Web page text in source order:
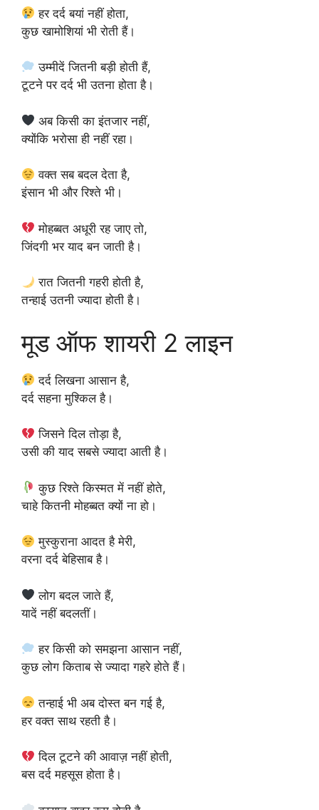
हर दर्द बयां नहीं होता,
कुछ खामोशियां भी रोती हैं।
उम्मीदें जितनी बड़ी होती हैं,
टूटने पर दर्द भी उतना होता है।
अब किसी का इंतजार नहीं,
क्योंकि भरोसा ही नहीं रहा।
वक्त सब बदल देता है,
इंसान भी और रिश्ते भी।
मोहब्बत अधूरी रह जाए तो,
जिंदगी भर याद बन जाती है।
रात जितनी गहरी होती है,
तन्हाई उतनी ज्यादा होती है।
मूड ऑफ शायरी 2 लाइन
दर्द लिखना आसान है,
दर्द सहना मुश्किल है।
जिसने दिल तोड़ा है,
उसी की याद सबसे ज्यादा आती है।
कुछ रिश्ते किस्मत में नहीं होते,
चाहे कितनी मोहब्बत क्यों ना हो।
मुस्कुराना आदत है मेरी,
वरना दर्द बेहिसाब है।
लोग बदल जाते हैं,
यादें नहीं बदलतीं।
हर किसी को समझना आसान नहीं,
कुछ लोग किताब से ज्यादा गहरे होते हैं।
तन्हाई भी अब दोस्त बन गई है,
हर वक्त साथ रहती है।
दिल टूटने की आवाज़ नहीं होती,
बस दर्द महसूस होता है।